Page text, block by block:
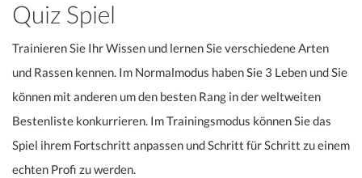
Quiz Spiel
Trainieren Sie Ihr Wissen und lernen Sie verschiedene Arten
und Rassen kennen. Im Normalmodus haben Sie 3 Leben und Sie
können mit anderen um den besten Rang in der weltweiten
Bestenliste konkurrieren. Im Trainingsmodus können Sie das
Spiel ihrem Fortschritt anpassen und Schritt für Schritt zu einem
echten Profi zu werden.